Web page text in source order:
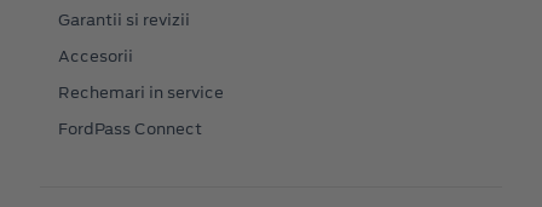
Garantii si revizii
Accesorii
Rechemari in service
FordPass Connect